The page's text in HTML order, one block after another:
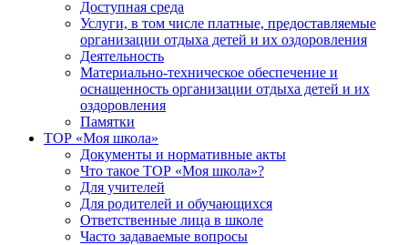
Доступная среда
Услуги, в том числе платные, предоставляемые
организации отдыха детей и их оздоровления
Деятельность
Материально-техническое обеспечение и
оснащенность организации отдыха детей и их
оздоровления
Памятки
ТОР «Моя школа»
Документы и нормативные акты
Что такое ТОР «Моя школа»?
Для учителей
Для родителей и обучающихся
Ответственные лица в школе
Часто задаваемые вопросы